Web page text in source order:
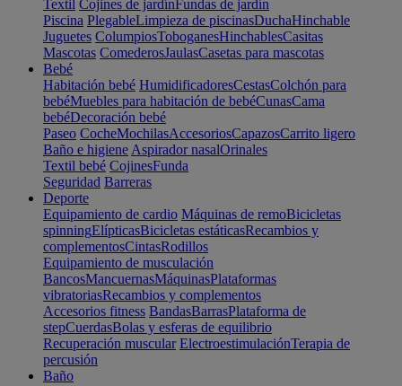
Textil Cojines de jardínFundas de jardín
Piscina PlegableLimpieza de piscinasDuchaHinchable
Juguetes ColumpiosToboganesHinchablesCasitas
Mascotas ComederosJaulasCasetas para mascotas
Bebé
Habitación bebé HumidificadoresCestasColchón para
bebéMuebles para habitación de bebéCunasCama
bebéDecoración bebé
Paseo CocheMochilasAccesoriosCapazosCarrito ligero
Baño e higiene Aspirador nasalOrinales
Textil bebé CojinesFunda
Seguridad Barreras
Deporte
Equipamiento de cardio Máquinas de remoBicicletas
spinningElípticasBicicletas estáticasRecambios y
complementosCintasRodillos
Equipamiento de musculación
BancosMancuernasMáquinasPlataformas
vibratoriasRecambios y complementos
Accesorios fitness BandasBarrasPlataforma de
stepCuerdasBolas y esferas de equilibrio
Recuperación muscular ElectroestimulaciónTerapia de
percusión
Baño